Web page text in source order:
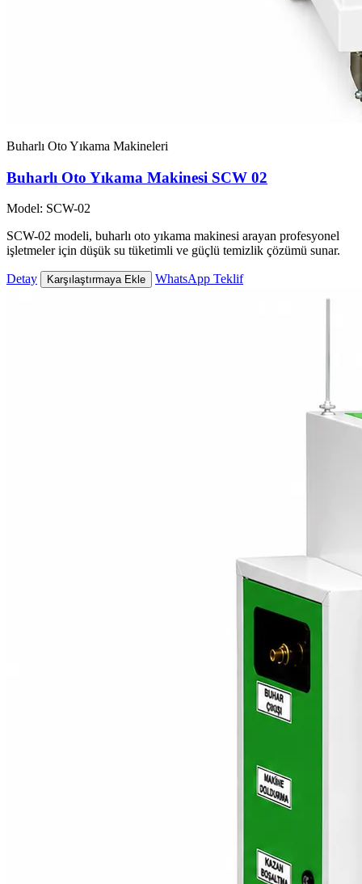
Buharlı Oto Yıkama Makineleri
Buharlı Oto Yıkama Makinesi SCW 02
Model: SCW-02
SCW-02 modeli, buharlı oto yıkama makinesi arayan profesyonel
işletmeler için düşük su tüketimli ve güçlü temizlik çözümü sunar.
Detay Karşılaştırmaya Ekle WhatsApp Teklif